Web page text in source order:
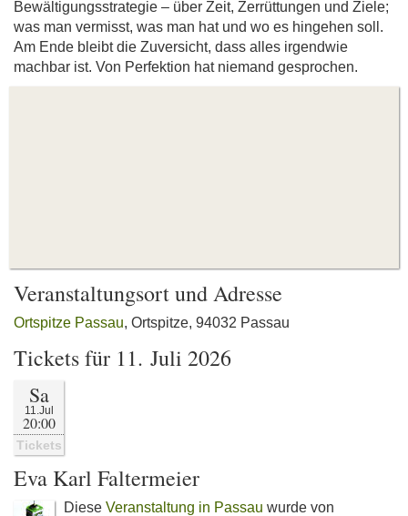
Bewältigungsstrategie – über Zeit, Zerrüttungen und Ziele;
was man vermisst, was man hat und wo es hingehen soll.
Am Ende bleibt die Zuversicht, dass alles irgendwie
machbar ist. Von Perfektion hat niemand gesprochen.
Veranstaltungsort und Adresse
Ortspitze Passau, Ortspitze, 94032 Passau
Tickets für 11. Juli 2026
Sa
11.Jul
20:00
Tickets
Eva Karl Faltermeier
Diese Veranstaltung in Passau wurde von